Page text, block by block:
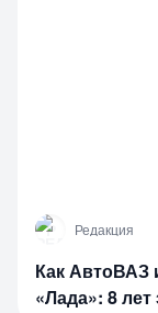
Р Редакция
Как АвтоВАЗ
«Лада»: 8 лет